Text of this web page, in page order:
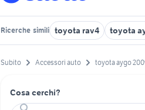
Ricerche simili toyota rav4 toyota
Subito Accessori auto toyota aygo
Cosa cerchi?